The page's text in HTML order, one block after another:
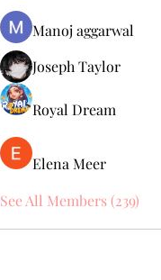
Manoj aggarwal
Joseph Taylor
Royal Dream
Elena Meer
See All Members (239)